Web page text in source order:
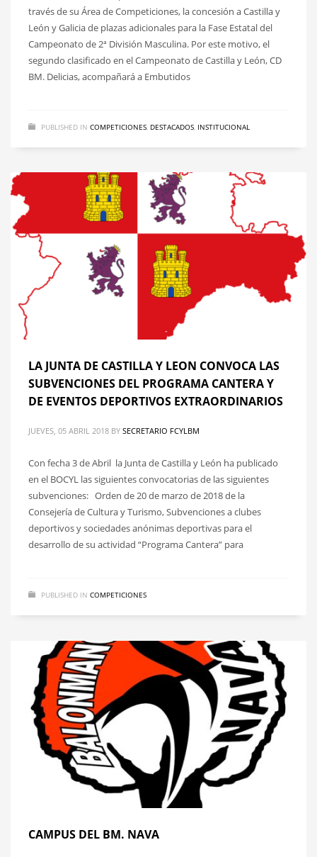
través de su Área de Competiciones, la concesión a Castilla y
León y Galicia de plazas adicionales para la Fase Estatal del
Campeonato de 2ª División Masculina. Por este motivo, el
segundo clasificado en el Campeonato de Castilla y León, CD
BM. Delicias, acompañará a Embutidos
PUBLISHED IN COMPETICIONES DESTACADOS INSTITUCIONAL
LA JUNTA DE CASTILLA Y LEON CONVOCA LAS
SUBVENCIONES DEL PROGRAMA CANTERA Y
DE EVENTOS DEPORTIVOS EXTRAORDINARIOS
JUEVES, 05 ABRIL 2018 BY SECRETARIO FCYLBM
Con fecha 3 de Abril la Junta de Castilla y León ha publicado
en el BOCYL las siguientes convocatorias de las siguientes
subvenciones: Orden de 20 de marzo de 2018 de la
Consejería de Cultura y Turismo, Subvenciones a clubes
deportivos y sociedades anónimas deportivas para el
desarrollo de su actividad “Programa Cantera” para
PUBLISHED IN COMPETICIONES
CAMPUS DEL BM. NAVA